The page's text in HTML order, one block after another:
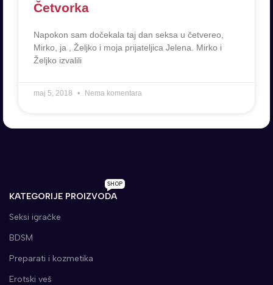
Četvorka
Napokon sam dočekala taj dan seksa u četvereo,
Mirko, ja , Željko i moja prijateljica Jelena. Mirko i
Željko izvalili
maj 5, 2018 Nema komentara
KATEGORIJE PROIZVODA
SHOP
Seksi igračke
BDSM
Preparati i kozmetika
Erotski veš